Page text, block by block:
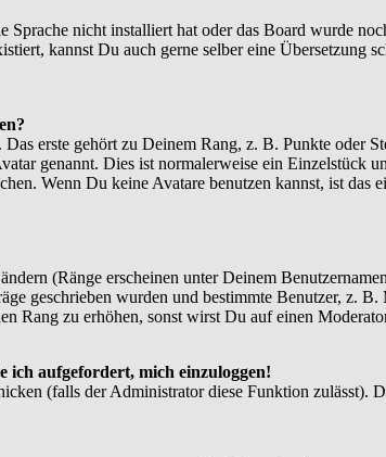
nicht installiert hat oder das Board wurde
kannst Du auch gerne selber eine
erste gehört zu Deinem Rang, z. B. Punkte oder
genannt. Dies ist normalerweise ein Einzelstück
Wenn Du keine Avatare benutzen kannst, ist
(Ränge erscheinen unter Deinem
geschrieben wurden und bestimmte Benutzer, z.
Rang zu erhöhen, sonst wirst Du auf einen
ich aufgefordert, mich einzuloggen!
(falls der Administrator diese Funktion zulässt).